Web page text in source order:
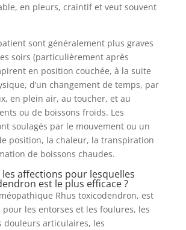
en pleurs, craintif et veut souvent
sont généralement plus graves
soirs (particulièrement après
en position couchée, à la suite
d’un changement de temps, par
en plein air, au toucher, et au
ou de boissons froids. Les
soulagés par le mouvement ou un
position, la chaleur, la transpiration
de boissons chaudes.
affections pour lesquelles
est le plus efficace ?
Rhus toxicodendron, est
pour les entorses et les foulures, les
douleurs articulaires, les